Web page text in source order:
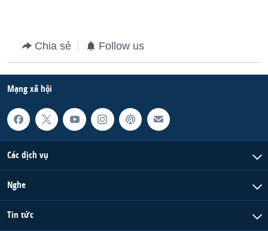
Chia sẻ Follow us
Mạng xã hội
Các dịch vụ
Nghe
Tin tức